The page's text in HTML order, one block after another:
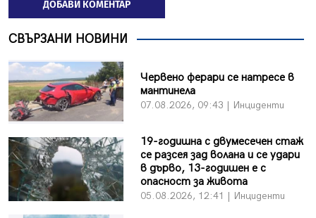
ДОБАВИ КОМЕНТАР
СВЪРЗАНИ НОВИНИ
Червено ферари се натресе в
мантинела
07.08.2026, 09:43 | Инциденти
19-годишна с двумесечен стаж
се разсея зад волана и се удари
в дърво, 13-годишен е с
опасност за живота
05.08.2026, 12:41 | Инциденти